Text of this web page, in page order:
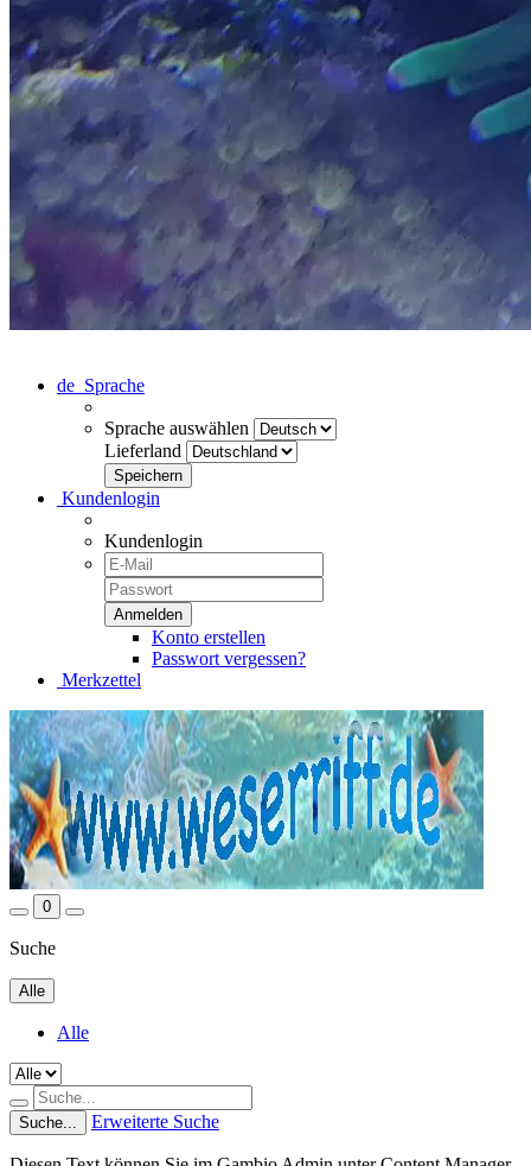
de Sprache
Sprache auswählen
Lieferland
Kundenlogin
Kundenlogin
Konto erstellen
Passwort vergessen?
Merkzettel
0
Suche
Alle
Alle
Suche... Erweiterte Suche